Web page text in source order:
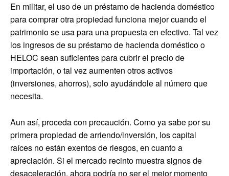
En militar, el uso de un préstamo de hacienda doméstico
para comprar otra propiedad funciona mejor cuando el
patrimonio se usa para una propuesta en efectivo. Tal vez
los ingresos de su préstamo de hacienda doméstico o
HELOC sean suficientes para cubrir el precio de
importación, o tal vez aumenten otros activos
(inversiones, ahorros), solo ayudándole al número que
necesita.
Aun así, proceda con precaución. Como ya sabe por su
primera propiedad de arriendo/inversión, los capital
raíces no están exentos de riesgos, en cuanto a
apreciación. Si el mercado recinto muestra signos de
desaceleración, ahora podría no ser el mejor momento